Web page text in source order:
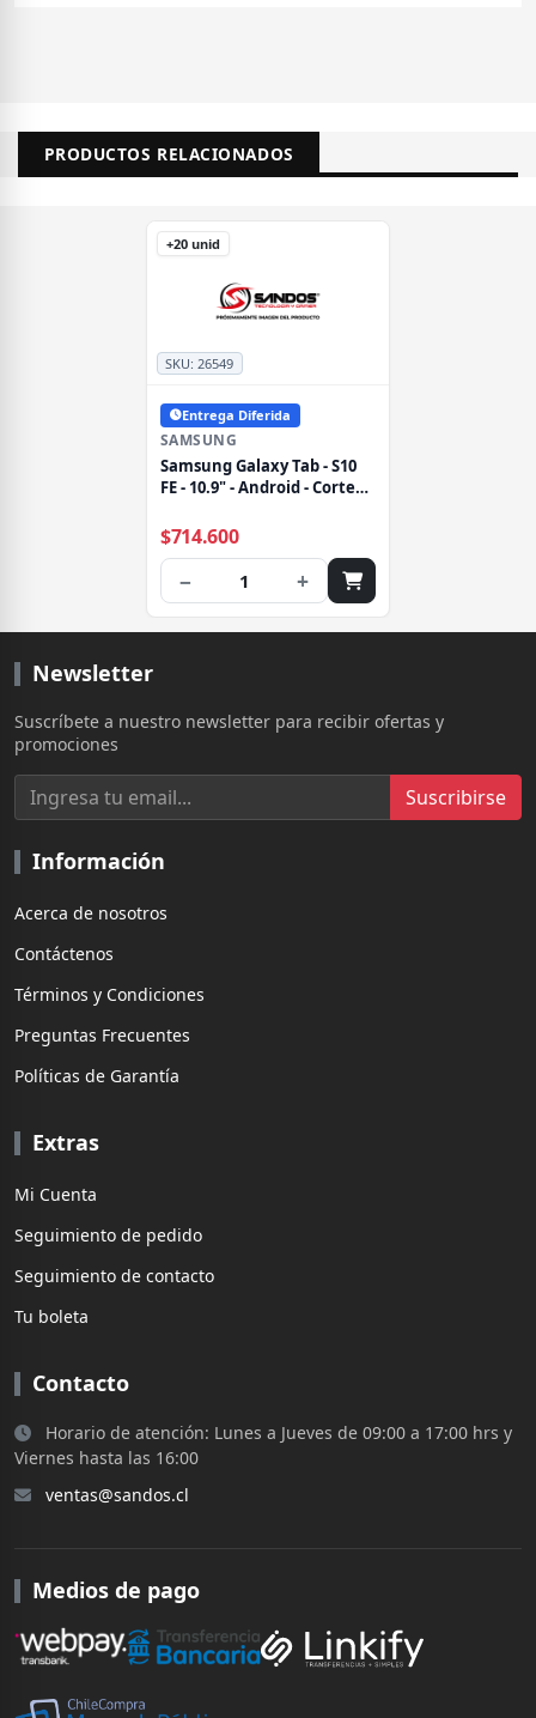
PRODUCTOS RELACIONADOS
SKU:26549
+20 unid
Entrega Diferida
SAMSUNG
Samsung Galaxy Tab - S10
FE - 10.9" - Android - Cortex-
$714.600
− 1 +
Newsletter
Suscríbete a nuestro newsletter para recibir ofertas y
promociones
Suscribirse
Información
Acerca de nosotros
Contáctenos
Términos y Condiciones
Preguntas Frecuentes
Políticas de Garantía
Extras
Mi Cuenta
Seguimiento de pedido
Seguimiento de contacto
Tu boleta
Contacto
Horario de atención: Lunes a Jueves de 09:00 a 17:00 hrs y
Viernes hasta las 16:00
ventas@sandos.cl
Medios de pago